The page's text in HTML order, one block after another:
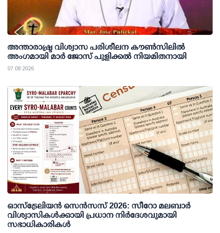
അന്താരാഷ്ട്ര വിശ്വാസ പരിശീലന കൗണ്‍സിലില്‍
അംഗമായി മാര്‍ ജോസ് പുളിക്കല്‍ നിയമിതനായി
07 08 2026
ഓസ്ട്രേലിയൻ സെൻസസ് 2026: സീറോ മലബാർ
വിശ്വാസികൾക്കായി പ്രധാന നിർദേശവുമായി
സഭാധികാരികൾ